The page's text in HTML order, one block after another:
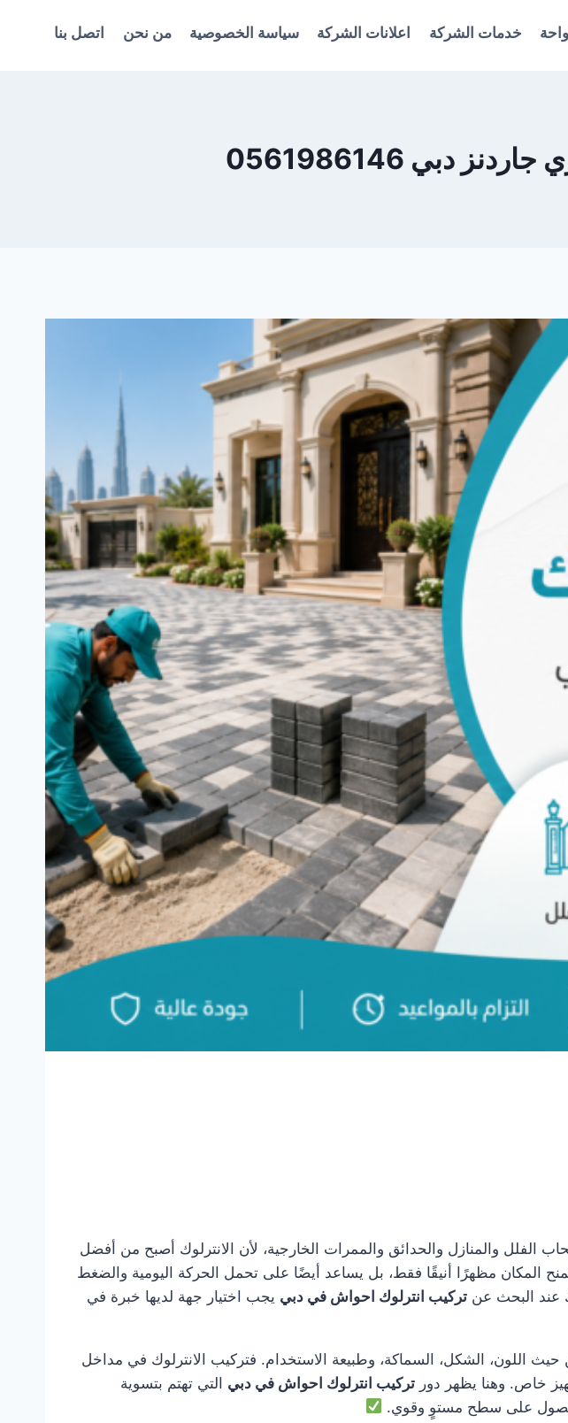
خدمات الشركة اعلانات الشركة سياسة الخصوصية من نحن اتصل بنا
0561986146
أصحاب الفلل والمنازل والحدائق والممرات الخارجية، لأن الانترلوك أصبح من أفضل
المكان مظهرًا أنيقًا فقط، بل يساعد أيضًا على تحمل الحركة اليومية والضغط
عند البحث عن تركيب انترلوك احواش في دبي يجب اختيار جهة لديها خبرة في
اللون، الشكل، السماكة، وطبيعة الاستخدام. فتركيب الانترلوك في مداخل
خاص. وهنا يظهر دور تركيب انترلوك احواش في دبي التي تهتم بتسوية
للحصول على سطح مستوٍ وقوي.